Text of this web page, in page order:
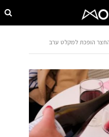
הופכת למקלט ערב